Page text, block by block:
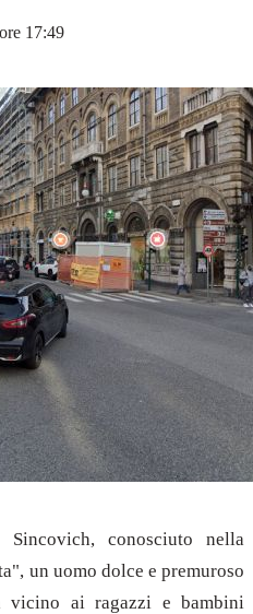
17:49
conosciuto nella
un uomo dolce e premuroso
vicino ai ragazzi e bambini